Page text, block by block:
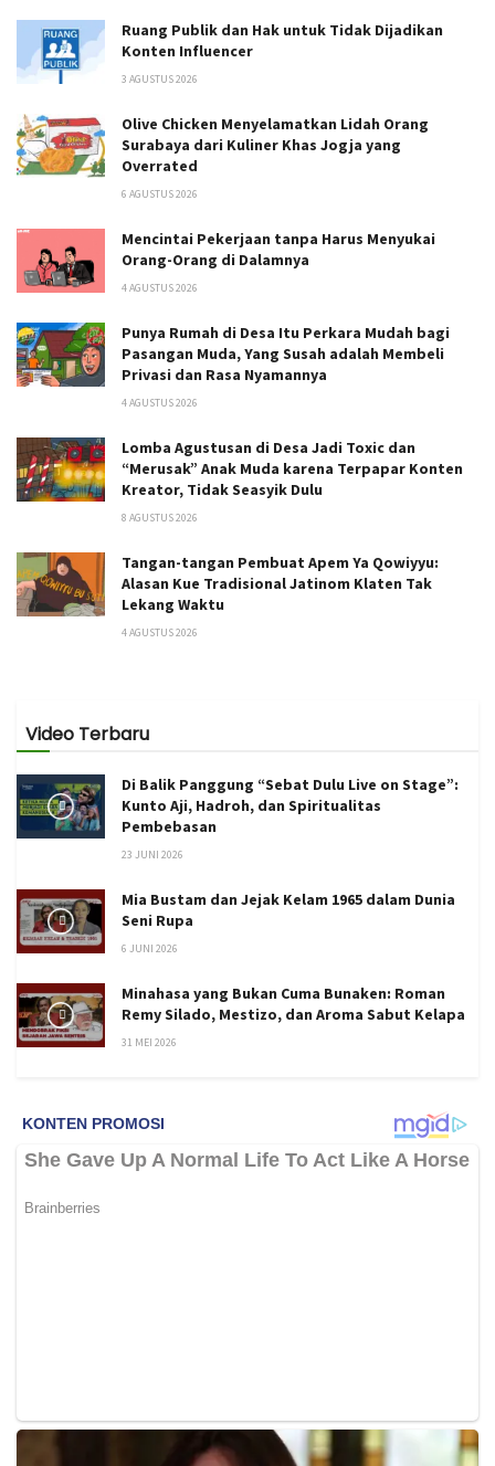
Ruang Publik dan Hak untuk Tidak Dijadikan
Konten Influencer
3 AGUSTUS 2026
Olive Chicken Menyelamatkan Lidah Orang
Surabaya dari Kuliner Khas Jogja yang
Overrated
6 AGUSTUS 2026
Mencintai Pekerjaan tanpa Harus Menyukai
Orang-Orang di Dalamnya
4 AGUSTUS 2026
Punya Rumah di Desa Itu Perkara Mudah bagi
Pasangan Muda, Yang Susah adalah Membeli
Privasi dan Rasa Nyamannya
4 AGUSTUS 2026
Lomba Agustusan di Desa Jadi Toxic dan
“Merusak” Anak Muda karena Terpapar Konten
Kreator, Tidak Seasyik Dulu
8 AGUSTUS 2026
Tangan-tangan Pembuat Apem Ya Qowiyyu:
Alasan Kue Tradisional Jatinom Klaten Tak
Lekang Waktu
4 AGUSTUS 2026
Video Terbaru
Di Balik Panggung “Sebat Dulu Live on Stage”:
Kunto Aji, Hadroh, dan Spiritualitas
Pembebasan
23 JUNI 2026
Mia Bustam dan Jejak Kelam 1965 dalam Dunia
Seni Rupa
6 JUNI 2026
Minahasa yang Bukan Cuma Bunaken: Roman
Remy Silado, Mestizo, dan Aroma Sabut Kelapa
31 MEI 2026